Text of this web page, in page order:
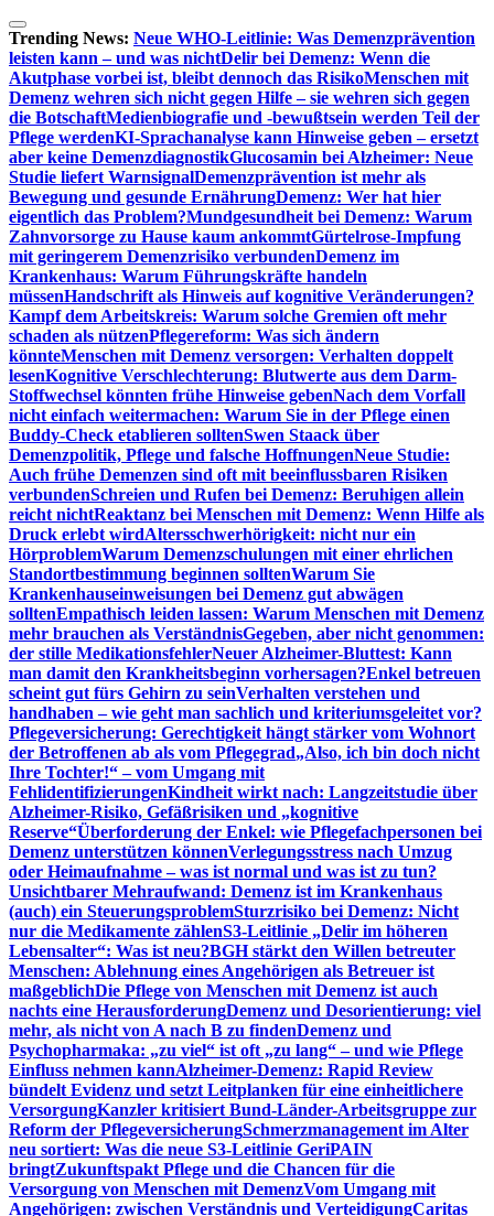
Zum
Inhalt
springen
Trending News: Neue WHO-Leitlinie: Was Demenzprävention
leisten kann – und was nichtDelir bei Demenz: Wenn die
Akutphase vorbei ist, bleibt dennoch das RisikoMenschen mit
Demenz wehren sich nicht gegen Hilfe – sie wehren sich gegen
die BotschaftMedienbiografie und -bewußtsein werden Teil der
Pflege werdenKI-Sprachanalyse kann Hinweise geben – ersetzt
aber keine DemenzdiagnostikGlucosamin bei Alzheimer: Neue
Studie liefert WarnsignalDemenzprävention ist mehr als
Bewegung und gesunde ErnährungDemenz: Wer hat hier
eigentlich das Problem?Mundgesundheit bei Demenz: Warum
Zahnvorsorge zu Hause kaum ankommtGürtelrose-Impfung
mit geringerem Demenzrisiko verbundenDemenz im
Krankenhaus: Warum Führungskräfte handeln
müssenHandschrift als Hinweis auf kognitive Veränderungen?
Kampf dem Arbeitskreis: Warum solche Gremien oft mehr
schaden als nützenPflegereform: Was sich ändern
könnteMenschen mit Demenz versorgen: Verhalten doppelt
lesenKognitive Verschlechterung: Blutwerte aus dem Darm-
Stoffwechsel könnten frühe Hinweise gebenNach dem Vorfall
nicht einfach weitermachen: Warum Sie in der Pflege einen
Buddy-Check etablieren solltenSwen Staack über
Demenzpolitik, Pflege und falsche HoffnungenNeue Studie:
Auch frühe Demenzen sind oft mit beeinflussbaren Risiken
verbundenSchreien und Rufen bei Demenz: Beruhigen allein
reicht nichtReaktanz bei Menschen mit Demenz: Wenn Hilfe als
Druck erlebt wirdAltersschwerhörigkeit: nicht nur ein
HörproblemWarum Demenzschulungen mit einer ehrlichen
Standortbestimmung beginnen solltenWarum Sie
Krankenhauseinweisungen bei Demenz gut abwägen
solltenEmpathisch leiden lassen: Warum Menschen mit Demenz
mehr brauchen als VerständnisGegeben, aber nicht genommen:
der stille MedikationsfehlerNeuer Alzheimer-Bluttest: Kann
man damit den Krankheitsbeginn vorhersagen?Enkel betreuen
scheint gut fürs Gehirn zu seinVerhalten verstehen und
handhaben – wie geht man sachlich und kriteriumsgeleitet vor?
Pflegeversicherung: Gerechtigkeit hängt stärker vom Wohnort
der Betroffenen ab als vom Pflegegrad„Also, ich bin doch nicht
Ihre Tochter!“ – vom Umgang mit
FehlidentifizierungenKindheit wirkt nach: Langzeitstudie über
Alzheimer-Risiko, Gefäßrisiken und „kognitive
Reserve“Überforderung der Enkel: wie Pflegefachpersonen bei
Demenz unterstützen könnenVerlegungsstress nach Umzug
oder Heimaufnahme – was ist normal und was ist zu tun?
Unsichtbarer Mehraufwand: Demenz ist im Krankenhaus
(auch) ein SteuerungsproblemSturzrisiko bei Demenz: Nicht
nur die Medikamente zählenS3-Leitlinie „Delir im höheren
Lebensalter“: Was ist neu?BGH stärkt den Willen betreuter
Menschen: Ablehnung eines Angehörigen als Betreuer ist
maßgeblichDie Pflege von Menschen mit Demenz ist auch
nachts eine HerausforderungDemenz und Desorientierung: viel
mehr, als nicht von A nach B zu findenDemenz und
Psychopharmaka: „zu viel“ ist oft „zu lang“ – und wie Pflege
Einfluss nehmen kannAlzheimer-Demenz: Rapid Review
bündelt Evidenz und setzt Leitplanken für eine einheitlichere
VersorgungKanzler kritisiert Bund-Länder-Arbeitsgruppe zur
Reform der PflegeversicherungSchmerzmanagement im Alter
neu sortiert: Was die neue S3-Leitlinie GeriPAIN
bringtZukunftspakt Pflege und die Chancen für die
Versorgung von Menschen mit DemenzVom Umgang mit
Angehörigen: zwischen Verständnis und VerteidigungCaritas